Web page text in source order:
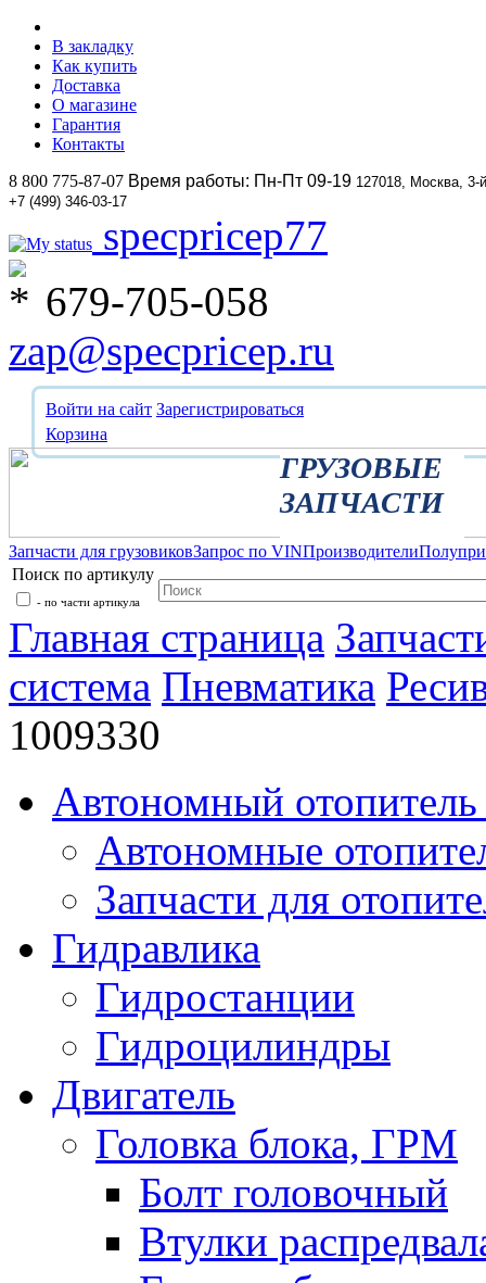
В закладку
Как купить
Доставка
О магазине
Гарантия
Контакты
8 800 775-87-07 Время работы: Пн-Пт 09-19 127018, Москва,
+7 (499) 346-03-17
specpricep77
679-705-058
zap@specpricep.ru
Войти на сайт Зарегистрироваться
Корзина
ГРУЗОВЫЕ
ЗАПЧАСТИ
Запчасти для грузовиковЗапрос по VINПроизводители
Поиск по артикулу
- по части артикула
Главная страница
система Пневматика
1009330
Автономный отопитель
Автономные
Запчасти для
Гидравлика
Гидростанции
Гидроцилиндры
Двигатель
Головка блока, ГРМ
Болт головочный
Втулки